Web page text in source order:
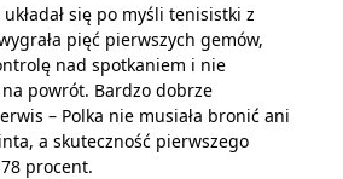
się po myśli tenisistki z
pięć pierwszych gemów,
nad spotkaniem i nie
powrót. Bardzo dobrze
– Polka nie musiała bronić ani
a skuteczność pierwszego
procent.